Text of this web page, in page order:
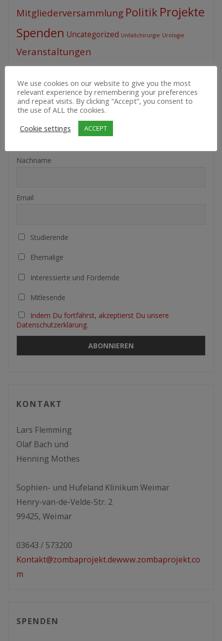
Mitgliederversammlung Politik Projekte
Spenden Uncategorized Unfallchirurgie Urologie
Veranstaltungen
NEWSLETTERANMELDUNG
Vorname oder ganzer Name
Nachname
Email
Studierende
Ehemalige
Interessierte und Fördernde
Mitlesende
Indem Du fortfährst, akzeptierst Du unsere
Datenschutzerklärung.
KONTAKT
Lars Flemming
Olaf Bach und
Henning Mothes
Sophien- und Hufeland Klinikum Weimar
Henry-van-de-Velde-Str. 2
99425, Weimar
03643 / 573200
Kontakt@zombaprojekt.dewww.zombaprojekt.co
m
SPENDEN
We use cookies on our website to give you the most
relevant experience by remembering your preferences
and repeat visits. By clicking “Accept”, you consent to
the use of ALL the cookies.
Cookie settings
ACCEPT